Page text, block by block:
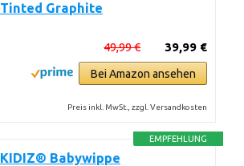
Tinted Graphite
39,99 €
49,99 €
Bei Amazon ansehen
Preis inkl. MwSt., zzgl. Versandkosten
EMPFEHLUNG
KIDIZ® Babywippe